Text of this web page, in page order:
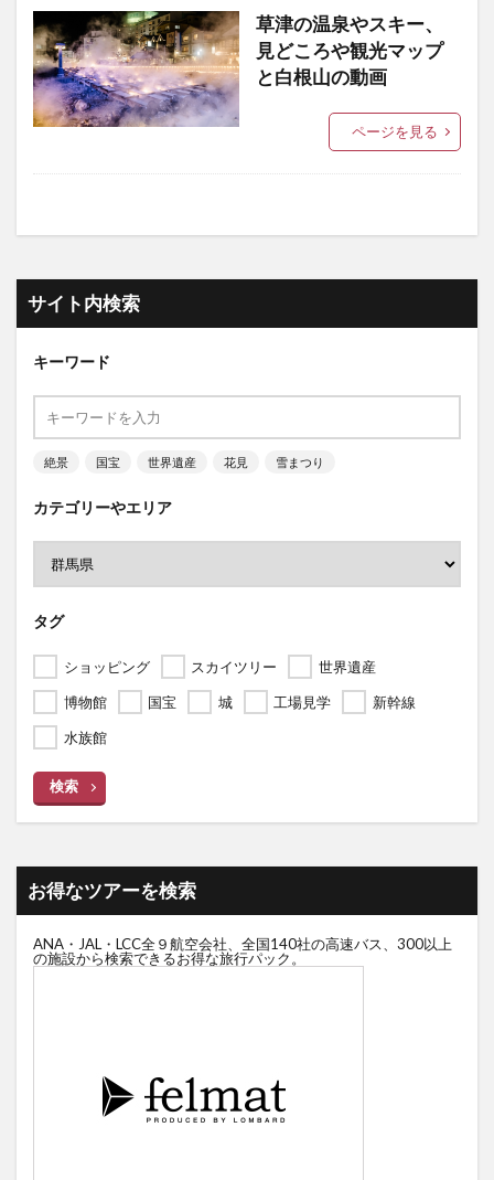
草津の温泉やスキー、
見どころや観光マップ
と白根山の動画
ページを見る
サイト内検索
キーワード
絶景 国宝 世界遺産 花見 雪まつり
カテゴリーやエリア
タグ
ショッピング スカイツリー
世界遺産
博物館
国宝 城 工場見学
新幹線
水族館
検索
お得なツアーを検索
ANA・JAL・LCC全９航空会社、全国140社の高速バス、300以上
の施設から検索できるお得な旅行パック。